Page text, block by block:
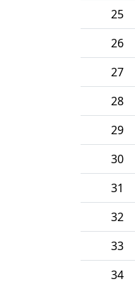
25
26
27
28
29
30
31
32
33
34